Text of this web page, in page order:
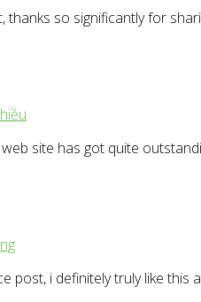
so significantly for
site has got quite
post, i definitely truly like this